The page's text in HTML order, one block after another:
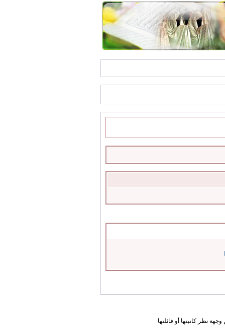
نظر كاتبتها أو قائلتها